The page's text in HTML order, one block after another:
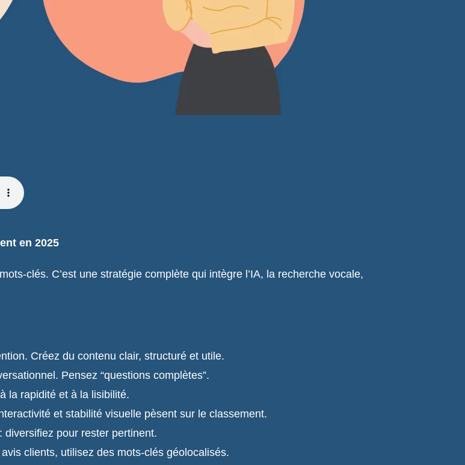
en 2025
clés. C’est une stratégie complète qui intègre l’IA, la recherche vocale,
Créez du contenu clair, structuré et utile.
Pensez “questions complètes”.
la rapidité et à la lisibilité.
et stabilité visuelle pèsent sur le classement.
pour rester pertinent.
clients, utilisez des mots-clés géolocalisés.